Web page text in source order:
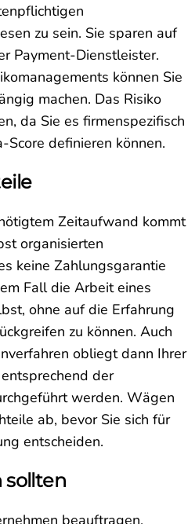
zu sein. Sie sparen auf
Payment-Dienstleister.
können Sie
machen. Das Risiko
da Sie es firmenspezifisch
Score definieren können.
Zeitaufwand kommt
organisierten
keine Zahlungsgarantie
Fall die Arbeit eines
ohne auf die Erfahrung
zu können. Auch
obliegt dann Ihrer
der
werden. Wägen
ab, bevor Sie sich für
entscheiden.
sollten
beauftragen,